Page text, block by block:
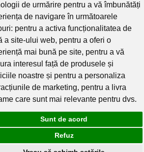
de urmărire pentru a vă îmbunătăți
de navigare în următoarele
pentru a activa funcționalitatea de
a site-ului web, pentru a oferi o
mai bună pe site, pentru a vă
interesul față de produsele și
noastre și pentru a personaliza
de marketing, pentru a livra
care sunt mai relevante pentru dvs.
Sunt de acord
Refuz